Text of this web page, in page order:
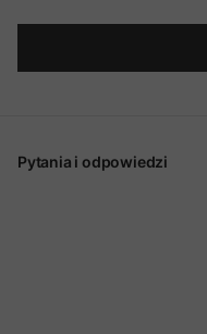
Pytania i odpowiedzi